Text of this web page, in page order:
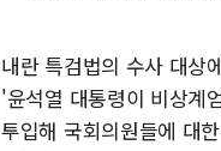
내란 특검법의 수사 대상
'윤석열 대통령이 비상계
투입해 국회의원들에 대